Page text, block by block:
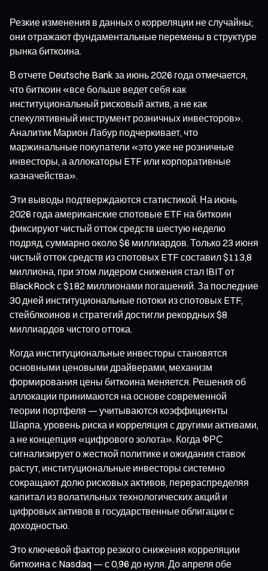
Резкие изменения в данных о корреляции не случайны;
они отражают фундаментальные перемены в структуре
рынка биткоина.
В отчете Deutsche Bank за июнь 2026 года отмечается,
что биткоин «все больше ведет себя как
институциональный рисковый актив, а не как
спекулятивный инструмент розничных инвесторов».
Аналитик Марион Лабур подчеркивает, что
маржинальные покупатели «это уже не розничные
инвесторы, а аллокаторы ETF или корпоративные
казначейства».
Эти выводы подтверждаются статистикой. На июнь
2026 года американские спотовые ETF на биткоин
фиксируют чистый отток средств шестую неделю
подряд, суммарно около $6 миллиардов. Только 23 июня
чистый отток средств из спотовых ETF составил $113,8
миллиона, при этом лидером снижения стал IBIT от
BlackRock с $182 миллионами погашений. За последние
30 дней институциональные потоки из спотовых ETF,
стейблкоинов и стратегий достигли рекордных $8
миллиардов чистого оттока.
Когда институциональные инвесторы становятся
основными ценовыми драйверами, механизм
формирования цены биткоина меняется. Решения об
аллокации принимаются на основе современной
теории портфеля — учитываются коэффициенты
Шарпа, уровень риска и корреляция с другими активами,
а не концепция «цифрового золота». Когда ФРС
сигнализирует о жесткой политике и ожидания ставок
растут, институциональные инвесторы системно
сокращают долю рисковых активов, перераспределяя
капитал из волатильных технологических акций и
цифровых активов в государственные облигации с
доходностью.
Это ключевой фактор резкого снижения корреляции
биткоина с Nasdaq — с 0,96 до нуля. До апреля обе